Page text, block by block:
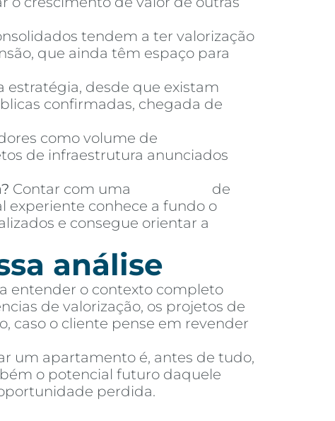
tendem a ter valorização
que ainda têm espaço para
estratégia, desde que existam
confirmadas, chegada de
como volume de
de infraestrutura anunciados
Contar com uma
de
experiente conhece a fundo o
e consegue orientar a
análise
entender o contexto completo
de valorização, os projetos de
caso o cliente pense em revender
um apartamento é, antes de tudo,
o potencial futuro daquele
perdida.